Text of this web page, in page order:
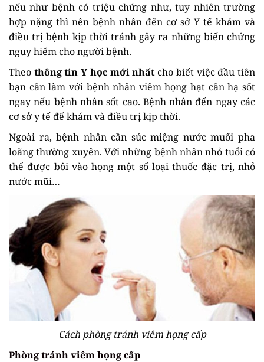
nếu như bệnh có triệu chứng như, tuy nhiên trường
hợp nặng thì nên bệnh nhân đến cơ sở Y tế khám và
điều trị bệnh kịp thời tránh gây ra những biến chứng
nguy hiểm cho người bệnh.
Theo thông tin Y học mới nhấtcho biết việc đầu tiên
bạn cần làm với bệnh nhân viêm họng hạt cần hạ sốt
ngay nếu bệnh nhân sốt cao. Bệnh nhân đến ngay các
cơ sở y tế để khám và điều trị kịp thời.
Ngoài ra, bệnh nhân cần súc miệng nước muối pha
loãng thường xuyên. Với những bệnh nhân nhỏ tuổi có
thể được bôi vào họng một số loại thuốc đặc trị, nhỏ
nước mũi…
Cách phòng tránh viêm họng cấp
Phòng tránh viêm họng cấp